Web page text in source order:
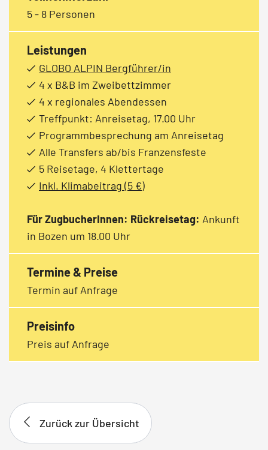
5 - 8 Personen
Leistungen
GLOBO ALPIN Bergführer/in
4 x B&B im Zweibettzimmer
4 x regionales Abendessen
Treffpunkt: Anreisetag, 17.00 Uhr
Programmbesprechung am Anreisetag
Alle Transfers ab/bis Franzensfeste
5 Reisetage, 4 Klettertage
Inkl. Klimabeitrag (5 €)
Für ZugbucherInnen: Rückreisetag: Ankunft
in Bozen um 18.00 Uhr
Termine & Preise
Termin auf Anfrage
Preisinfo
Preis auf Anfrage
Zurück zur Übersicht